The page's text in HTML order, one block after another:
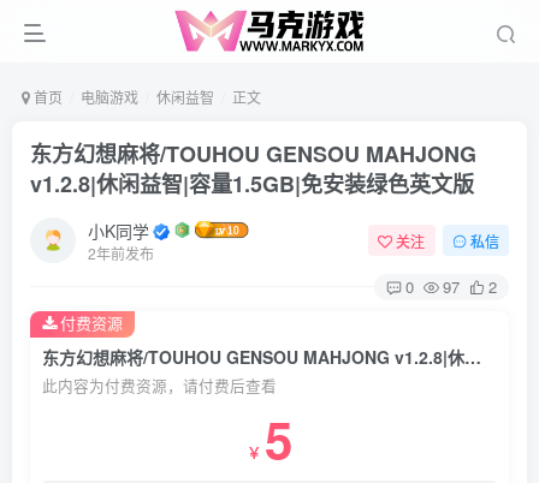
首页 电脑游戏 休闲益智 正文
东方幻想麻将/TOUHOU GENSOU MAHJONG
v1.2.8|休闲益智|容量1.5GB|免安装绿色英文版
小K同学
2年前发布
关注 私信
0 97 2
东方幻想麻将/TOUHOU GENSOU MAHJONG v1.2.8|休闲益智|容量1.5GB|免安装绿色英文版
此内容为付费资源，请付费后查看
￥ 5
付费资源